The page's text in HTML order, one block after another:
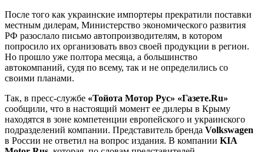
После того как украинские импортеры прекратили поставки
местным дилерам, Министерство экономического развития
РФ разослало письмо автопроизводителям, в котором
попросило их организовать ввоз своей продукции в регион.
Но прошло уже полтора месяца, а большинство
автокомпаний, судя по всему, так и не определились со
своими планами.
Так, в пресс-службе «Тойота Мотор Рус» «Газете.Ru»
сообщили, что в настоящий момент ее дилеры в Крыму
находятся в зоне компетенции европейского и украинского
подразделений компании. Представитель бренда Volkswagen
в России не ответил на вопрос издания. В компании KIA